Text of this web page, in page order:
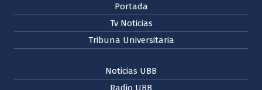
Portada
Tv Noticias
Tribuna Universitaria
Noticias UBB
Radio UBB